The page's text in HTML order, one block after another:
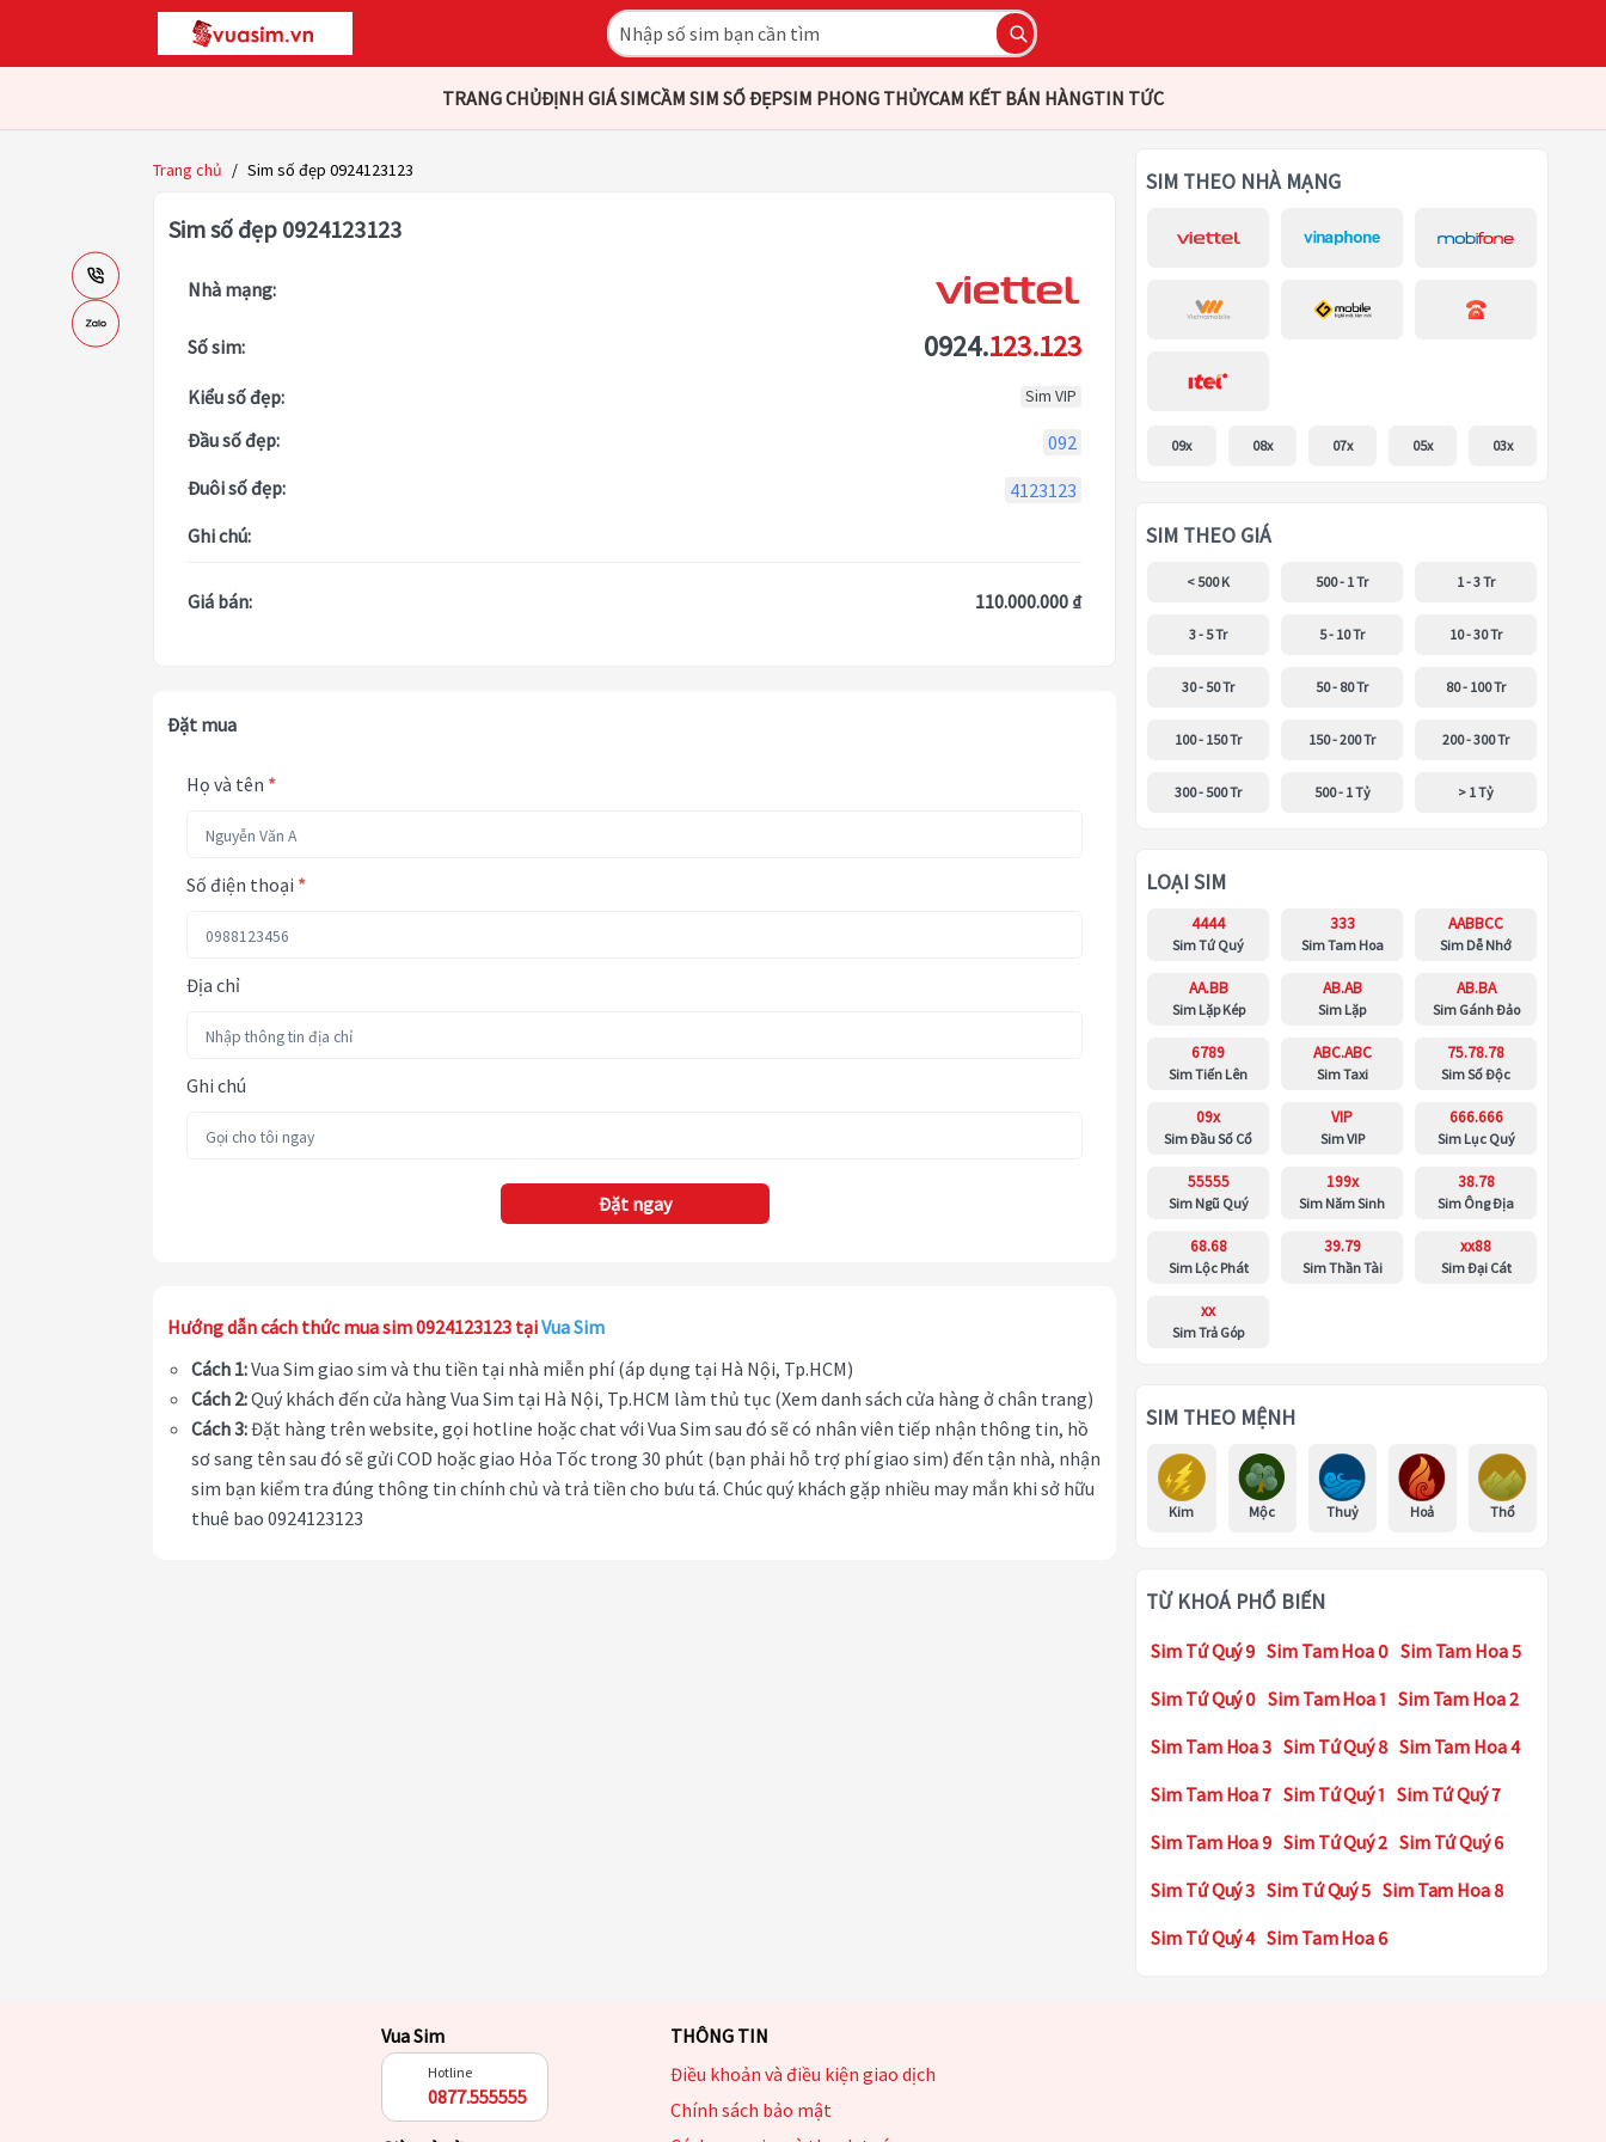
TRANG CHỦĐỊNH GIÁ SIMCẦM SIM SỐ ĐẸPSIM PHONG THỦYCAM KẾT BÁN HÀNGTIN TỨC
Trang chủ / Sim số đẹp 0924123123
Sim số đẹp 0924123123
Nhà mạng:
Số sim: 0924.123.123
Kiểu số đẹp: Sim VIP
Đầu số đẹp:
092
Đuôi số đẹp:
4123123
Ghi chú:
Giá bán: 110.000.000 ₫
Đặt mua
Họ và tên *
Số điện thoại *
Địa chỉ
Ghi chú
Đặt ngay
Hướng dẫn cách thức mua sim 0924123123 tạiVua Sim
Cách 1:Vua Sim giao sim và thu tiền tại nhà miễn phí (áp dụng tại Hà Nội, Tp.HCM)
Cách 2:Quý khách đến cửa hàng Vua Sim tại Hà Nội, Tp.HCM làm thủ tục (Xem danh sách cửa hàng ở chân trang)
Cách 3:Đặt hàng trên website, gọi hotline hoặc chat với Vua Sim sau đó sẽ có nhân viên tiếp nhận thông tin, hồ
sơ sang tên sau đó sẽ gửi COD hoặc giao Hỏa Tốc trong 30 phút (bạn phải hỗ trợ phí giao sim) đến tận nhà, nhận
sim bạn kiểm tra đúng thông tin chính chủ và trả tiền cho bưu tá. Chúc quý khách gặp nhiều may mắn khi sở hữu
thuê bao 0924123123
SIM THEO NHÀ MẠNG
09x 08x 07x 05x 03x
SIM THEO GIÁ
< 500 K 500 - 1 Tr 1 - 3 Tr
3 - 5 Tr 5 - 10 Tr 10 - 30 Tr
30 - 50 Tr 50 - 80 Tr 80 - 100 Tr
100 - 150 Tr 150 - 200 Tr 200 - 300 Tr
300 - 500 Tr 500 - 1 Tỷ > 1 Tỷ
LOẠI SIM
4444
Sim Tứ Quý
333
Sim Tam Hoa
AABBCC
Sim Dễ Nhớ
AA.BB
Sim Lặp Kép
AB.AB
Sim Lặp
AB.BA
Sim Gánh Đảo
6789
Sim Tiến Lên
ABC.ABC
Sim Taxi
75.78.78
Sim Số Độc
09x
Sim Đầu Số Cổ
VIP
Sim VIP
666.666
Sim Lục Quý
55555
Sim Ngũ Quý
199x
Sim Năm Sinh
38.78
Sim Ông Địa
68.68
Sim Lộc Phát
39.79
Sim Thần Tài
xx88
Sim Đại Cát
xx
Sim Trả Góp
SIM THEO MỆNH
Kim Mộc Thuỷ Hoả Thổ
TỪ KHOÁ PHỔ BIẾN
Sim Tứ Quý 9 Sim Tam Hoa 0 Sim Tam Hoa 5
Sim Tứ Quý 0 Sim Tam Hoa 1 Sim Tam Hoa 2
Sim Tam Hoa 3 Sim Tứ Quý 8 Sim Tam Hoa 4
Sim Tam Hoa 7 Sim Tứ Quý 1 Sim Tứ Quý 7
Sim Tam Hoa 9 Sim Tứ Quý 2 Sim Tứ Quý 6
Sim Tứ Quý 3 Sim Tứ Quý 5 Sim Tam Hoa 8
Sim Tứ Quý 4 Sim Tam Hoa 6
Vua Sim
Hotline
0877.555555
THÔNG TIN
Điều khoản và điều kiện giao dịch
Chính sách bảo mật